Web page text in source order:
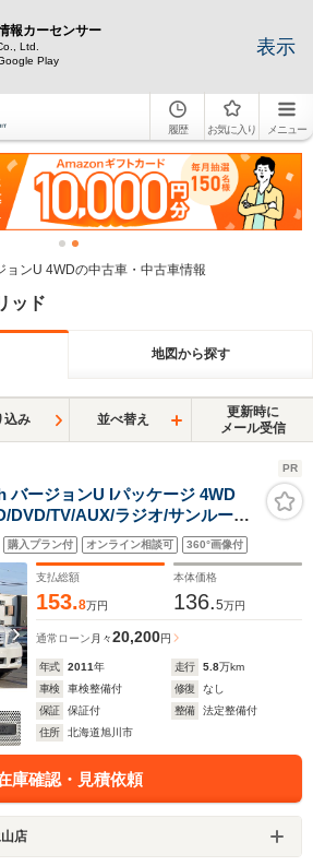
報カーセンサー
Ltd.
Play
表示
履歴 お気に入り メニュー
ョンU 4WDの中古車・中古車情報
ッド
地図から探す
込み 並べ替え
更新時に
メール受信
PR
バージョンU Iパッケージ 4WD
DVD/TV/AUX/ラジオ/サンルーフ/
ドシステム/純正エアサスペンシ
席電動サンシェード/全席シート
購入プラン付 オンライン相談可 360°画像付
支払総額
153.8万円
本体価格
136.5万円
通常ローン 月々20,200円
年式 2011年 走行 5.8万km
車検
車検整備付 修復
なし
保証
保証付 整備
法定整備付
住所
北海道旭川市
庫確認・見積依頼
店